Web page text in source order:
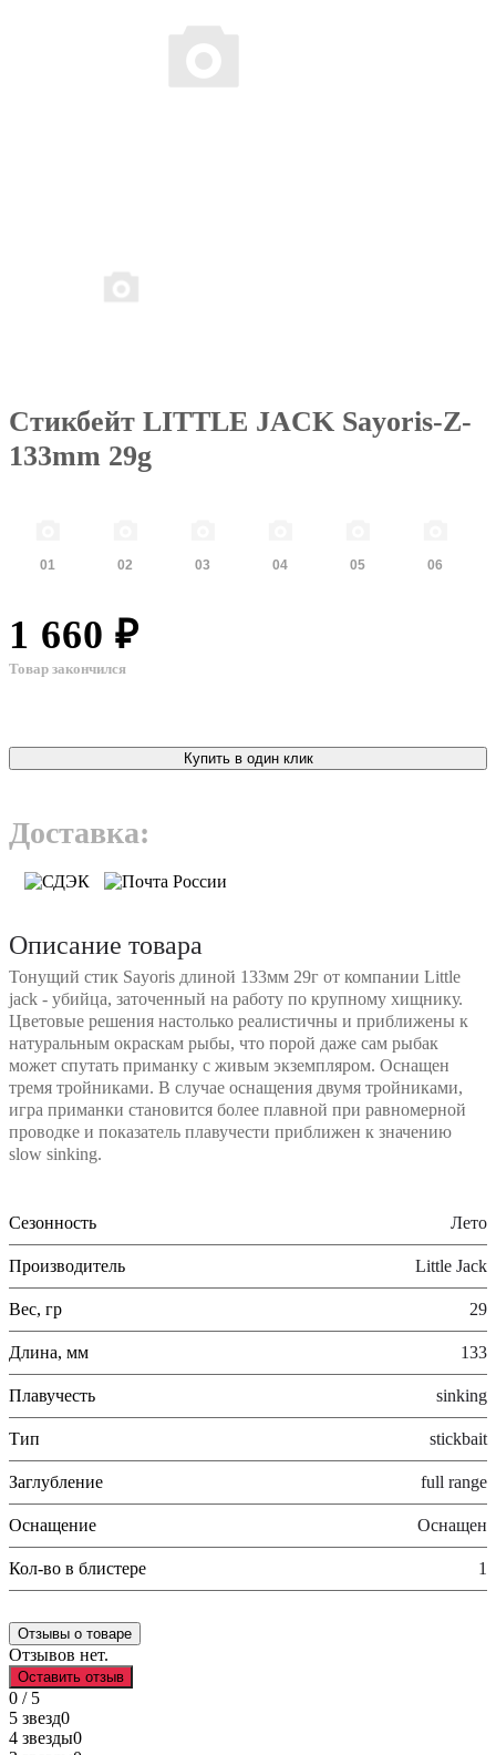
Стикбейт LITTLE JACK Sayoris-Z-
133mm 29g
01 02 03 04 05 06
1 660 ₽
Товар закончился
Купить в один клик
Доставка:
Описание товара
Тонущий стик Sayoris длиной 133мм 29г от компании Little
jack - убийца, заточенный на работу по крупному хищнику.
Цветовые решения настолько реалистичны и приближены к
натуральным окраскам рыбы, что порой даже сам рыбак
может спутать приманку с живым экземпляром. Оснащен
тремя тройниками. В случае оснащения двумя тройниками,
игра приманки становится более плавной при равномерной
проводке и показатель плавучести приближен к значению
slow sinking.
Сезонность Лето
Производитель Little Jack
Вес, гр 29
Длина, мм 133
Плавучесть sinking
Тип stickbait
Заглубление full range
Оснащение Оснащен
Кол-во в блистере 1
Отзывы о товаре
Отзывов нет.
Оставить отзыв
0 / 5
5 звезд0
4 звезды0